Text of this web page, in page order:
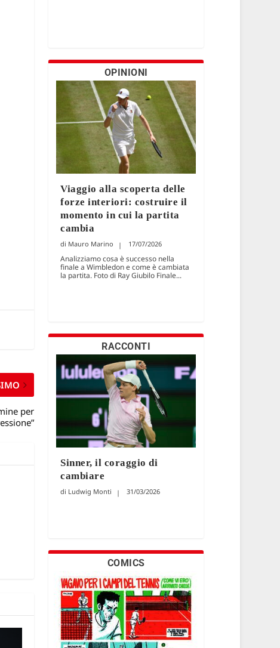
per
OPINIONI
Viaggio alla scoperta delle
forze interiori: costruire il
momento in cui la partita
cambia
Mauro Marino 17/07/2026
Analizziamo cosa è successo nella
finale a Wimbledon e come è cambiata
la partita. Foto di Ray Giubilo Finale...
RACCONTI
Sinner, il coraggio di
cambiare
Ludwig Monti 31/03/2026
COMICS